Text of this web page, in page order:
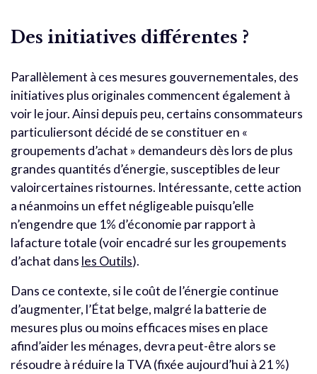
Des initiatives différentes ?
Parallèlement à ces mesures gouvernementales, des
initiatives plus originales commencent également à
voir le jour. Ainsi depuis peu, certains consommateurs
particuliersont décidé de se constituer en «
groupements d’achat » demandeurs dès lors de plus
grandes quantités d’énergie, susceptibles de leur
valoircertaines ristournes. Intéressante, cette action
a néanmoins un effet négligeable puisqu’elle
n’engendre que 1% d’économie par rapport à
lafacture totale (voir encadré sur les groupements
d’achat dans les Outils).
Dans ce contexte, si le coût de l’énergie continue
d’augmenter, l’État belge, malgré la batterie de
mesures plus ou moins efficaces mises en place
afind’aider les ménages, devra peut-être alors se
résoudre à réduire la TVA (fixée aujourd’hui à 21 %)